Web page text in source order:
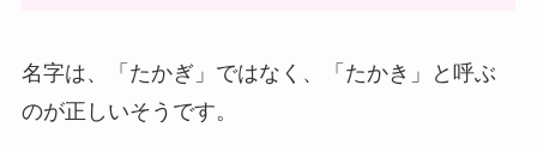
名字は、「たかぎ」ではなく、「たかき」と呼ぶ
のが正しいそうです。